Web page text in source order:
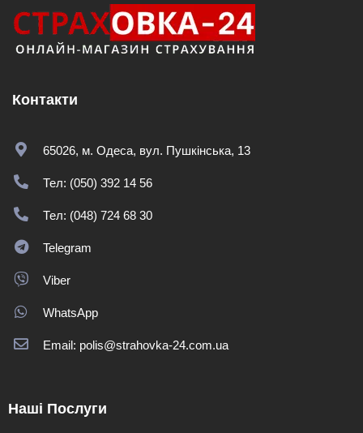
Контакти
65026, м. Одеса, вул. Пушкінська, 13
Тел: (050) 392 14 56
Тел: (048) 724 68 30
Telegram
Viber
WhatsApp
Email: polis@strahovka-24.com.ua
Наші Послуги